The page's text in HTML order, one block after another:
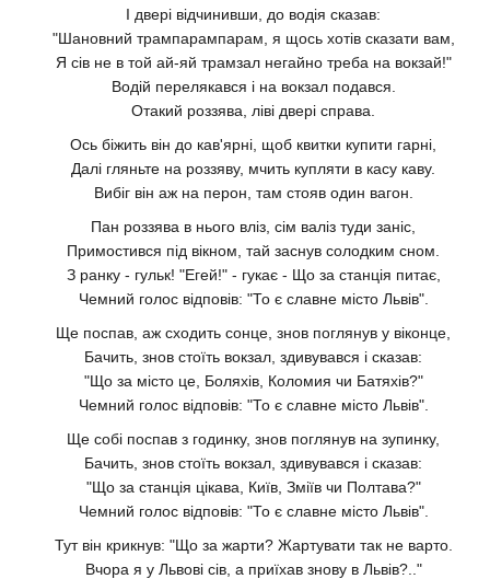
І двері відчинивши, до водія сказав:
"Шановний трампарампарам, я щось хотів сказати вам,
Я сів не в той ай-яй трамзал негайно треба на вокзай!"
Водій перелякався і на вокзал подався.
Отакий роззява, ліві двері справа.
Ось біжить він до кав'ярні, щоб квитки купити гарні,
Далі гляньте на роззяву, мчить купляти в касу каву.
Вибіг він аж на перон, там стояв один вагон.
Пан роззява в нього вліз, сім валіз туди заніс,
Примостився під вікном, тай заснув солодким сном.
З ранку - гульк! "Егей!" - гукає - Що за станція питає,
Чемний голос відповів: "То є славне місто Львів".
Ще поспав, аж сходить сонце, знов поглянув у віконце,
Бачить, знов стоїть вокзал, здивувався і сказав:
"Що за місто це, Боляхів, Коломия чи Батяхів?"
Чемний голос відповів: "То є славне місто Львів".
Ще собі поспав з годинку, знов поглянув на зупинку,
Бачить, знов стоїть вокзал, здивувався і сказав:
"Що за станція цікава, Київ, Зміїв чи Полтава?"
Чемний голос відповів: "То є славне місто Львів".
Тут він крикнув: "Що за жарти? Жартувати так не варто.
Вчора я у Львові сів, а приїхав знову в Львів?.."